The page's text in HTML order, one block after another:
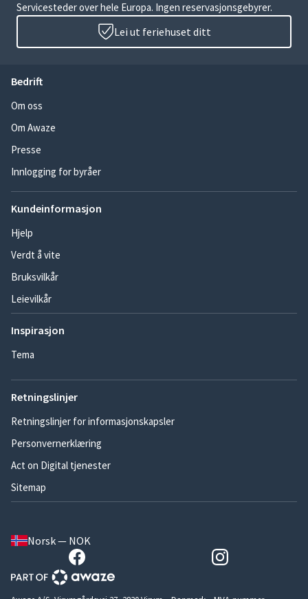
Servicesteder over hele Europa. Ingen reservasjonsgebyrer.
Lei ut feriehuset ditt
Bedrift
Om oss
Om Awaze
Presse
Innlogging for byråer
Kundeinformasjon
Hjelp
Verdt å vite
Bruksvilkår
Leievilkår
Inspirasjon
Tema
Retningslinjer
Retningslinjer for informasjonskapsler
Personvernerklæring
Act on Digital tjenester
Sitemap
Norsk — NOK